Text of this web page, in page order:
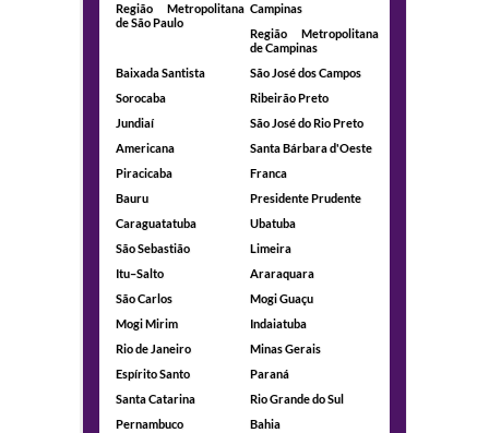
Região Metropolitana
de São Paulo
Campinas
Região Metropolitana
de Campinas
Baixada Santista
São José dos Campos
Sorocaba
Ribeirão Preto
Jundiaí
São José do Rio Preto
Americana
Santa Bárbara d'Oeste
Piracicaba
Franca
Bauru
Presidente Prudente
Caraguatatuba
Ubatuba
São Sebastião
Limeira
Itu–Salto
Araraquara
São Carlos
Mogi Guaçu
Mogi Mirim
Indaiatuba
Rio de Janeiro
Minas Gerais
Espírito Santo
Paraná
Santa Catarina
Rio Grande do Sul
Pernambuco
Bahia